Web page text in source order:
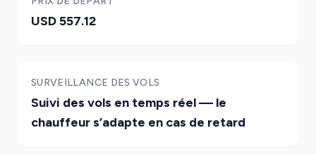
USD 557.12
SURVEILLANCE DES VOLS
Suivi des vols en temps réel — le
chauffeur s’adapte en cas de retard